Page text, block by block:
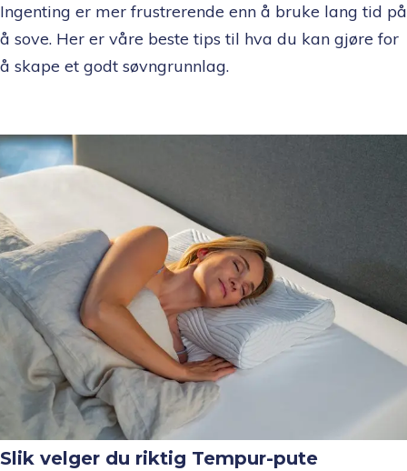
Ingenting er mer frustrerende enn å bruke lang tid på
å sove. Her er våre beste tips til hva du kan gjøre for
å skape et godt søvngrunnlag.
Slik velger du riktig Tempur-pute